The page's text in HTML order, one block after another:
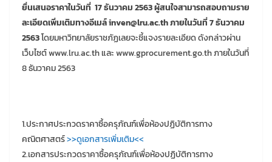
ยื่นเสนอราคาในวันที่ 17 ธันวาคม 2563 ผู้สนใจสามารถสอบถามราย
ละเอียดเพิ่มเติมทางอีเมล์ inven@lru.ac.th ภายในวันที่ 7 ธันวาคม
2563โดยมหาวิทยาลัยราชภัฏเลยจะชี้แจงรายละเอียด ดังกล่าวผ่าน
เว็บไซต์ www.lru.ac.th และ www.gprocurement.go.th ภายในวันที่
8 ธันวาคม 2563
1.ประกาศประกวดราคาซื้อครุภัณฑ์เพื่อห้องปฏิบัติการทาง
คณิตศาสตร์>>ดูเอกสารเพิ่มเติม<<
2.เอกสารประกวดราคาซื้อครุภัณฑ์เพื่อห้องปฏิบัติการทาง